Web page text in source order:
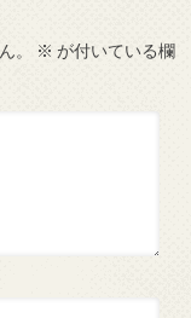
。 ※ が付いている欄